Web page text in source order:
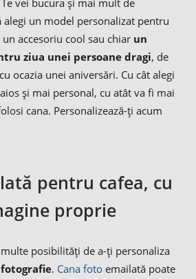
alegi un model personalizat pentru
accesoriu cool sau chiar un
ziua unei persoane dragi, de
ocazia unei aniversări. Cu cât alegi
și mai personal, cu atât va fi mai
cana. Personalizează-ți acum
pentru cafea, cu
proprie
posibilități de a-ți personaliza
. Cana foto emailată poate